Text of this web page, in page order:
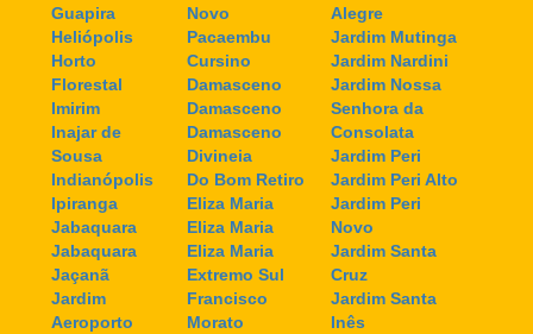
Guapira
Heliópolis
Horto
Florestal
Imirim
Inajar de
Sousa
Indianópolis
Ipiranga
Jabaquara
Jabaquara
Jaçanã
Jardim
Aeroporto
Novo
Pacaembu
Cursino
Damasceno
Damasceno
Damasceno
Divineia
Do Bom Retiro
Eliza Maria
Eliza Maria
Eliza Maria
Extremo Sul
Francisco
Morato
Alegre
Jardim Mutinga
Jardim Nardini
Jardim Nossa
Senhora da
Consolata
Jardim Peri
Jardim Peri Alto
Jardim Peri
Novo
Jardim Santa
Cruz
Jardim Santa
Inês